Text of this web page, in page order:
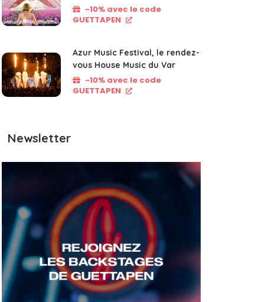
-10% avec le code
GUETTAPEN
Azur Music Festival, le rendez-
vous House Music du Var
-10% avec le code
GUETTAPEN
Newsletter